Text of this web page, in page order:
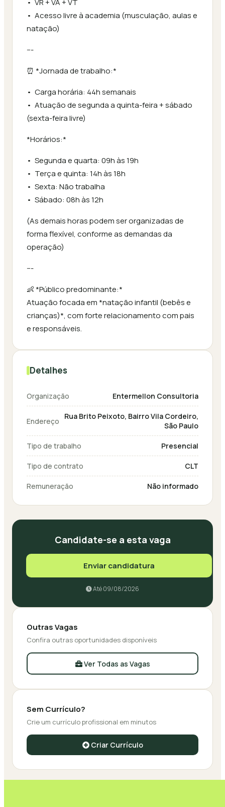
•⁠ ⁠VR + VA + VT
•⁠ ⁠Acesso livre à academia (musculação, aulas e
natação)
---
⏰ *Jornada de trabalho:*
•⁠ ⁠Carga horária: 44h semanais
•⁠ ⁠Atuação de segunda a quinta-feira + sábado
(sexta-feira livre)
*Horários:*
•⁠ ⁠Segunda e quarta: 09h às 19h
•⁠ ⁠Terça e quinta: 14h às 18h
•⁠ ⁠Sexta: Não trabalha
•⁠ ⁠Sábado: 08h às 12h
(As demais horas podem ser organizadas de
forma flexível, conforme as demandas da
operação)
---
👶 *Público predominante:*
Atuação focada em *natação infantil (bebês e
crianças)*, com forte relacionamento com pais
e responsáveis.
Detalhes
Organização Entermellon Consultoria
Endereço
Rua Brito Peixoto, Bairro Vila Cordeiro,
São Paulo
Tipo de trabalho Presencial
Tipo de contrato CLT
Remuneração Não informado
Candidate-se a esta vaga
Enviar candidatura
Até 09/08/2026
Outras Vagas
Confira outras oportunidades disponíveis
Ver Todas as Vagas
Sem Currículo?
Crie um currículo profissional em minutos
Criar Currículo